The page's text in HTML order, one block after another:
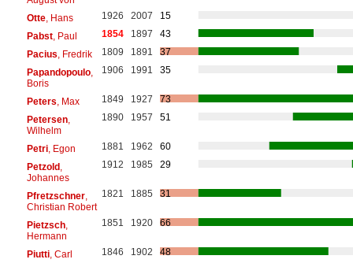
Otte, Hans 1926 2007
15
Pabst, Paul 1854 1897
43
Pacius , Fredrik 1809 1891
37
Papandopoulo,
Boris
1906 1991 35
Peters , Max 1849 1927
73
Petersen,
Wilhelm
1890 1957 51
Petri, Egon 1881 1962
60
Petzold,
Johannes
1912 1985 29
Pfretzschner,
Christian Robert
1821 1885 31
Pietzsch,
Hermann
1851 1920 66
Piutti, Carl 1846 1902
48